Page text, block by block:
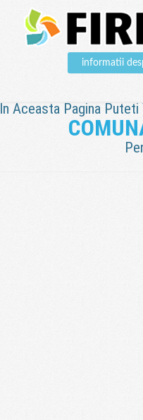
informatii
In Aceasta Pagina